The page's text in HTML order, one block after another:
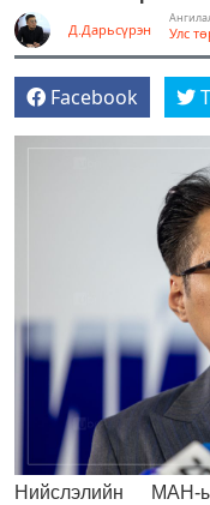
Д.Дарьсүрэн Улс
Facebook
Нийслэлийн